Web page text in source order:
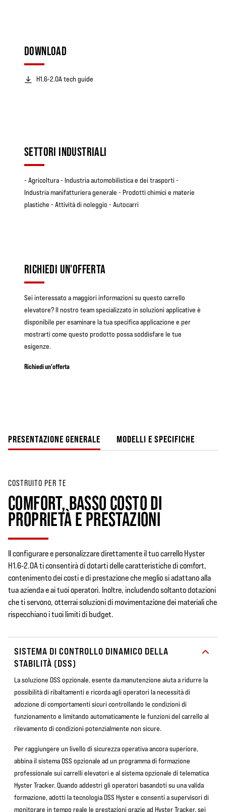
DOWNLOAD
H1.6-2.0A tech guide
SETTORI INDUSTRIALI
- Agricoltura - Industria automobilistica e dei trasporti -
Industria manifatturiera generale - Prodotti chimici e materie
plastiche - Attività di noleggio - Autocarri
RICHIEDI UN'OFFERTA
Sei interessato a maggiori informazioni su questo carrello
elevatore? Il nostro team specializzato in soluzioni applicative è
disponibile per esaminare la tua specifica applicazione e per
mostrarti come questo prodotto possa soddisfare le tue
esigenze.
Richiedi un'offerta
PRESENTAZIONE GENERALE MODELLI E SPECIFICHE
COSTRUITO PER TE
COMFORT, BASSO COSTO DI
PROPRIETÀ E PRESTAZIONI
Il configurare e personalizzare direttamente il tuo carrello Hyster
H1.6-2.0A ti consentirà di dotarti delle caratteristiche di comfort,
contenimento dei costi e di prestazione che meglio si adattano alla
tua azienda e ai tuoi operatori. Inoltre, includendo soltanto dotazioni
che ti servono, otterrai soluzioni di movimentazione dei materiali che
rispecchiano i tuoi limiti di budget.
SISTEMA DI CONTROLLO DINAMICO DELLA
STABILITÀ (DSS)
La soluzione DSS opzionale, esente da manutenzione aiuta a ridurre la
possibilità di ribaltamenti e ricorda agli operatori la necessità di
adozione di comportamenti sicuri controllando le condizioni di
funzionamento e limitando automaticamente le funzioni del carrello al
rilevamento di condizioni potenzialmente non sicure.
Per raggiungere un livello di sicurezza operativa ancora superiore,
abbina il sistema DSS opzionale ad un programma di formazione
professionale sui carrelli elevatori e al sistema opzionale di telematica
Hyster Tracker. Quando addestri gli operatori basandoti su una valida
formazione, adotti la tecnologia DSS Hyster e consenti a supervisori di
monitorare in tempo reale le prestazioni grazie ad Hyster Tracker, sei